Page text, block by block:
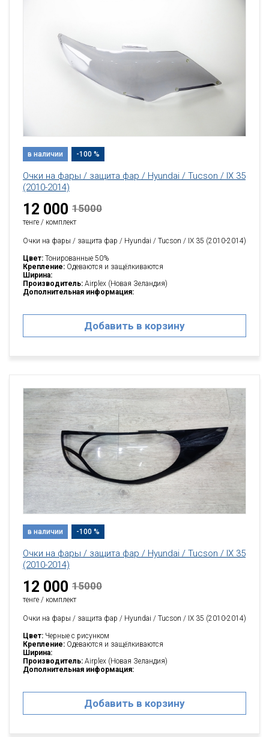
в наличии -100 %
Очки на фары / защита фар / Hyundai / Tucson / IX 35
(2010-2014)
12 000 15000
тенге / комплект
Очки на фары / защита фар / Hyundai / Tucson / IX 35 (2010-2014)
Цвет: Тонированные 50%
Крепление: Одеваются и защёлкиваются
Ширина:
Производитель: Airplex (Новая Зеландия)
Дополнительная информация:
Добавить в корзину
в наличии -100 %
Очки на фары / защита фар / Hyundai / Tucson / IX 35
(2010-2014)
12 000 15000
тенге / комплект
Очки на фары / защита фар / Hyundai / Tucson / IX 35 (2010-2014)
Цвет: Черные с рисунком
Крепление: Одеваются и защёлкиваются
Ширина:
Производитель: Airplex (Новая Зеландия)
Дополнительная информация:
Добавить в корзину